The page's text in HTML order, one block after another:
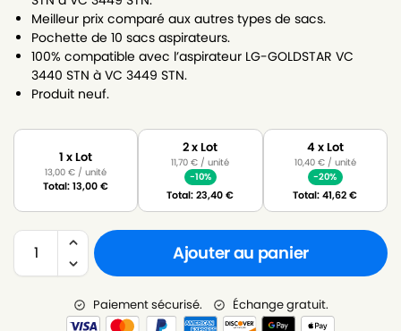
Meilleur prix comparé aux autres types de sacs.
Pochette de 10 sacs aspirateurs.
100% compatible avec l’aspirateur LG-GOLDSTAR VC
3440 STN à VC 3449 STN.
Produit neuf.
1 x Lot
13,00€ / unité
Total:13,00€
2 x Lot
11,70€ / unité
-10%
Total:23,40€
4 x Lot
10,40 €/ unité
-20%
Total:41,62€
Ajouter au panier
Paiement sécurisé. Échange gratuit.